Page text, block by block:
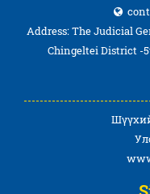
Address: The Judicial
Chingeltei District -